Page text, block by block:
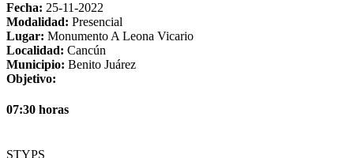
Fecha: 25-11-2022
Modalidad: Presencial
Lugar: Monumento A Leona Vicario
Localidad: Cancún
Municipio: Benito Juárez
Objetivo:
07:30 horas
STYPS